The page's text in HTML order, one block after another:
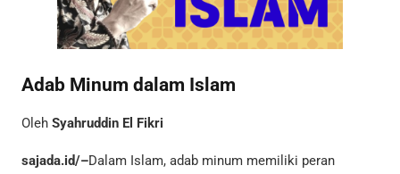
Adab Minum dalam Islam
Oleh Syahruddin El Fikri
sajada.id/–Dalam Islam, adab minum memiliki peran